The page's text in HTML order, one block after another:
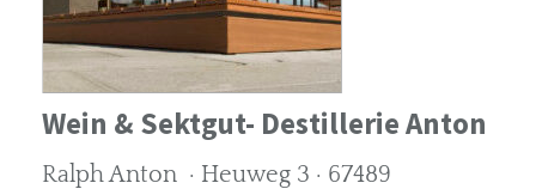
Wein & Sektgut- Destillerie Anton
Ralph Anton · Heuweg 3 · 67489